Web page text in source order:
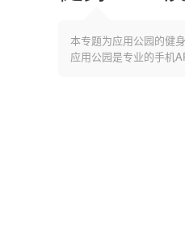
本专题为应用公园的健
应用公园是专业的手机